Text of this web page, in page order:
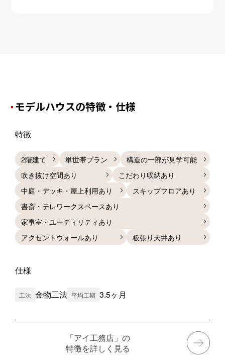
モデルハウスの特徴・仕様
特徴
2階建て 単世帯プラン
構造の一部が見学可能
吹き抜け空間あり
こだわり収納あり
中庭・デッキ・屋上利用あり
スキップフロアあり
書斎・テレワークスペースあり
家事室・ユーティリティあり
アクセントウォールあり
板張り天井あり
仕様
工法 金物工法 平均工期 3.5ヶ月
「アイ工務店」の
特徴を詳しく見る